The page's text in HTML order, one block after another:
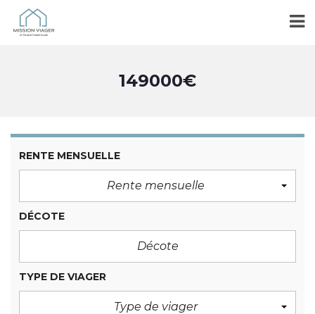
149000€
RENTE MENSUELLE
Rente mensuelle
DÉCOTE
TYPE DE VIAGER
Type de viager